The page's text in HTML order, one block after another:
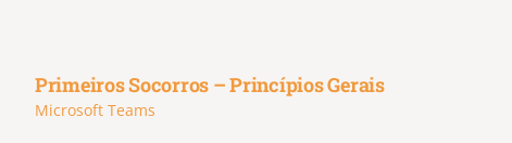
Primeiros Socorros – Princípios Gerais
Microsoft Teams